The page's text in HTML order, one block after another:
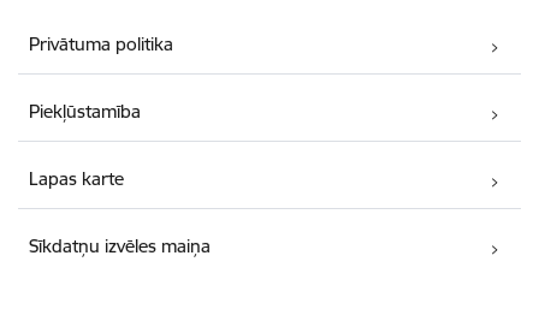
Privātuma politika
Piekļūstamība
Lapas karte
Sīkdatņu izvēles maiņa